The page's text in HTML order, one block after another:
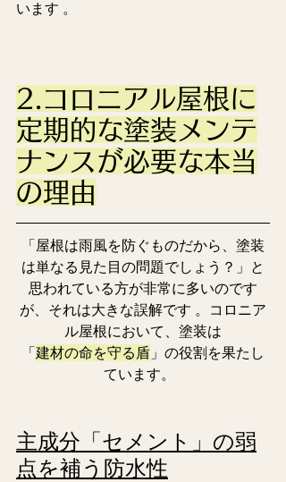
います 。
2.コロニアル屋根に
定期的な塗装メンテ
ナンスが必要な本当
の理由
「屋根は雨風を防ぐものだから、塗装
は単なる見た目の問題でしょう？」と
思われている方が非常に多いのです
が、それは大きな誤解です 。コロニア
ル屋根において、塗装は
「建材の命を守る盾 」の役割を果たし
ています。
主成分「セメント」の弱
点を補う防水性